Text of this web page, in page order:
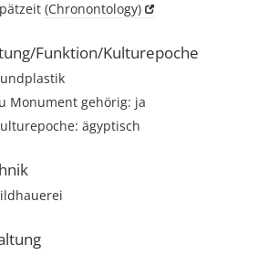
(Chronontology)
Funktion/Kulturepoche
Monument gehörig: ja
ägyptisch